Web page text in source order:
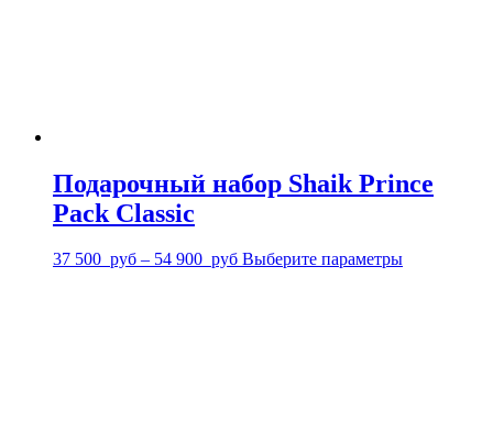
Подарочный набор Shaik Prince
Pack Classic
37 500 руб – 54 900 руб Выберите параметры